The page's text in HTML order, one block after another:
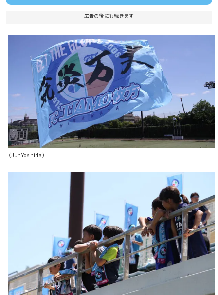
広告の後にも続きます
（JunYoshida）